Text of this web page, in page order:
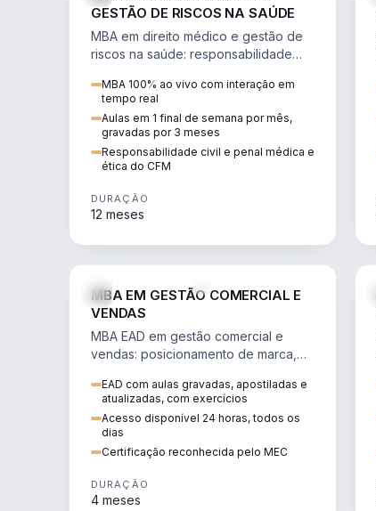
GESTÃO DE RISCOS NA SAÚDE
MBA em direito médico e gestão de
riscos na saúde: responsabilidade
judicialização e planejamento
patrimonial.
MBA 100% ao vivo com interação em
tempo real
Aulas em 1 final de semana por mês,
gravadas por 3 meses
Responsabilidade civil e penal médica e
ética do CFM
DURAÇÃO
12 meses
MBA EM GESTÃO COMERCIAL E
VENDAS
MBA EAD em gestão comercial e
vendas: posicionamento de marca,
comportamento do consumidor na
era digital.
EAD com aulas gravadas, apostiladas e
atualizadas, com exercícios
Acesso disponível 24 horas, todos os
dias
Certificação reconhecida pelo MEC
DURAÇÃO
4 meses